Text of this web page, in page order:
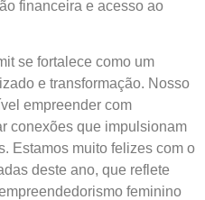
financeira e acesso ao
se fortalece como um
e transformação. Nosso
empreender com
conexões que impulsionam
Estamos muito felizes com o
deste ano, que reflete
feminino